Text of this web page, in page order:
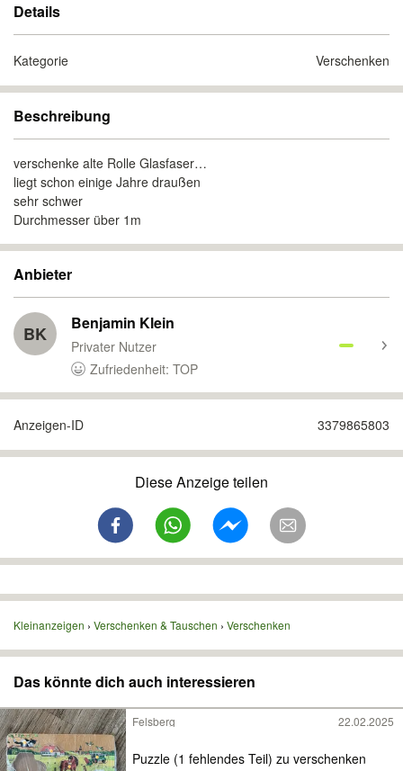
Details
Kategorie Verschenken
Beschreibung
verschenke alte Rolle Glasfaser…
liegt schon einige Jahre draußen
sehr schwer
Durchmesser über 1m
Anbieter
BK Benjamin Klein
Privater Nutzer
Zufriedenheit: TOP
Anzeigen-ID 3379865803
Diese Anzeige teilen
Kleinanzeigen Verschenken & Tauschen Verschenken
Das könnte dich auch interessieren
Felsberg 22.02.2025
Puzzle (1 fehlendes Teil) zu verschenken